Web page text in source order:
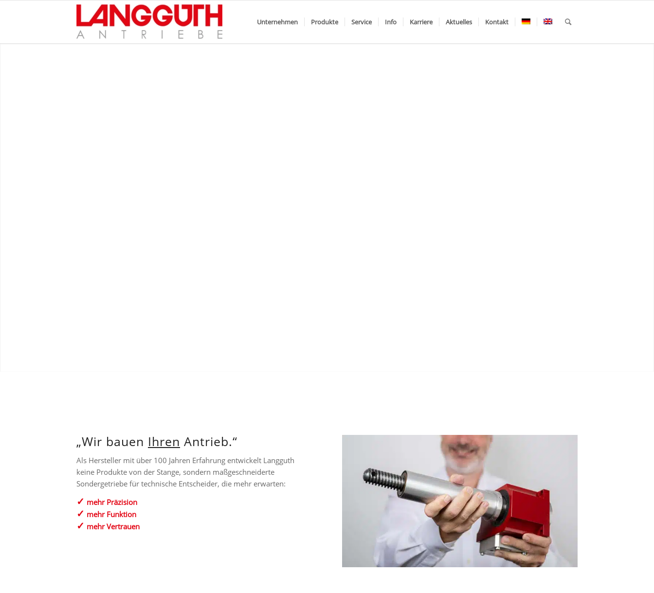
Unternehmen Produkte Service Info Karriere Aktuelles Kontakt
„Wir bauen Ihren Antrieb.“
Als Hersteller mit über 100 Jahren Erfahrung entwickelt Langguth
keine Produkte von der Stange, sondern maßgeschneiderte
Sondergetriebe für technische Entscheider, die mehr erwarten:
✓ mehr Präzision
✓ mehr Funktion
✓ mehr Vertrauen